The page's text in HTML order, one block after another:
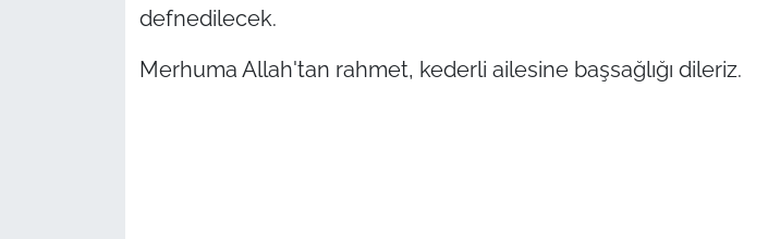
defnedilecek.
Merhuma Allah'tan rahmet, kederli ailesine başsağlığı dileriz.